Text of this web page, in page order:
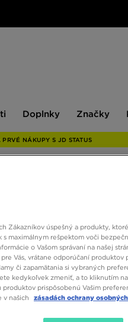
Doplnky Značky
PRVÉ NÁKUPY S JD STATUS
Zákazníkov úspešný a produkty,
maximálnym rešpektom voči
o Vašom správaní na našej
Vás, vrátane odporúčaní produktov
či zapamätania si vybraných
kedykoľvek zmeniť, a to kliknutím
prispôsobenú Vašim
v našich
zásadách ochrany